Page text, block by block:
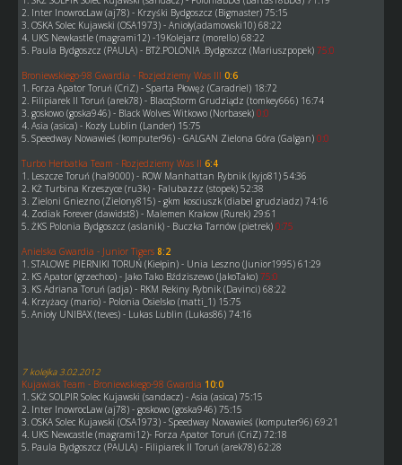
2. Inter InowrocLaw (aj78) - Krzyśki Bydgoszcz (Bigmaster) 75:15
3. OSKA Solec Kujawski (OSA1973) - Anioły(adamowski10) 68:22
4. UKS Newkastle (magrami12) -19Kolejarz (morello) 68:22
5. Paula Bydgoszcz (PAULA) - BTŻ.POLONIA .Bydgoszcz (Mariuszpopek) 75:0
Broniewskiego-98 Gwardia - Rozjedziemy Was III 0:6
1. Forza Apator Toruń (CriZ) - Sparta Płowęż (Caradriel) 18:72
2. Filipiarek II Toruń (arek78) - BlacqStorm Grudziądz (tomkey666) 16:74
3. goskowo (goska946) - Black Wolves Witkowo (Norbasek) 0:0
4. Asia (asica) - Kozły Lublin (Lander) 15:75
5. Speedway Nowawieś (komputer96) - GALGAN Zielona Góra (Galgan) 0:0
Turbo Herbatka Team - Rozjedziemy Was II 6:4
1. Leszcze Toruń (hal9000) - ROW Manhattan Rybnik (kyjo81) 54:36
2. KŻ Turbina Krzeszyce (ru3k) - Falubazzz (stopek) 52:38
3. Zieloni Gniezno (Zielony815) - gkm kosciuszk (diabel grudziadz) 74:16
4. Zodiak Forever (dawidst8) - Malemen Krakow (Rurek) 29:61
5. ŻKS Polonia Bydgoszcz (aslanik) - Buczka Tarnów (pietrek) 0:75
Anielska Gwardia - Junior Tigers 8:2
1. STALOWE PIERNIKI TORUŃ (Kiełpin) - Unia Leszno (Junior1995) 61:29
2. KS Apator (grzechoo) - Jako Tako Bździszewo (JakoTako) 75:0
3. KS Adriana Toruń (adja) - RKM Rekiny Rybnik (Davinci) 68:22
4. Krzyżacy (mario) - Polonia Osielsko (matti_1) 15:75
5. Anioły UNIBAX (teves) - Lukas Lublin (Lukas86) 74:16
7 kolejka 3.02.2012
Kujawiak Team - Broniewskiego-98 Gwardia 10:0
1. SKŻ SOLPIR Solec Kujawski (sandacz) - Asia (asica) 75:15
2. Inter InowrocLaw (aj78) - goskowo (goska946) 75:15
3. OSKA Solec Kujawski (OSA1973) - Speedway Nowawieś (komputer96) 69:21
4. UKS Newcastle (magrami12)- Forza Apator Toruń (CriZ) 72:18
5. Paula Bydgoszcz (PAULA) - Filipiarek II Toruń (arek78) 62:28